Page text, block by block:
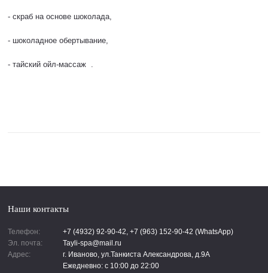
- скраб на основе шоколада,
- шоколадное обертывание,
- тайский ойл-массаж .
Наши контакты
Телефон:
+7 (4932) 92-90-42, +7 (963) 152-90-42 (WhatsApp)
Эл. почта:
Tayli-spa@mail.ru
Адрес:
г. Иваново, ул.Танкиста Александрова, д.9А
Ежедневно: с 10:00 до 22:00